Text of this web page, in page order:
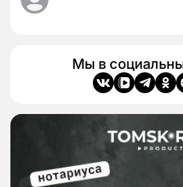
Мы в